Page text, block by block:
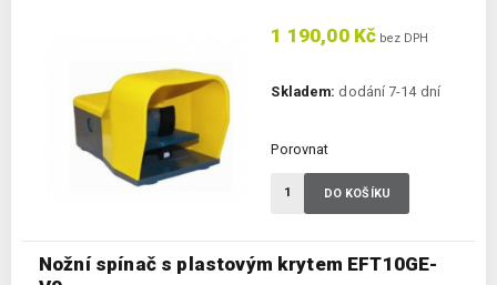
Nožní spínač s plastovým krytem EFT10GE-
1 190,00 Kč bez DPH
Skladem: dodání 7-14 dní
Porovnat
DO KOŠÍKU